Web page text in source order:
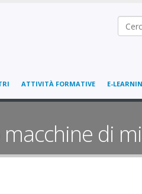
ATTIVITÀ FORMATIVE E-
di